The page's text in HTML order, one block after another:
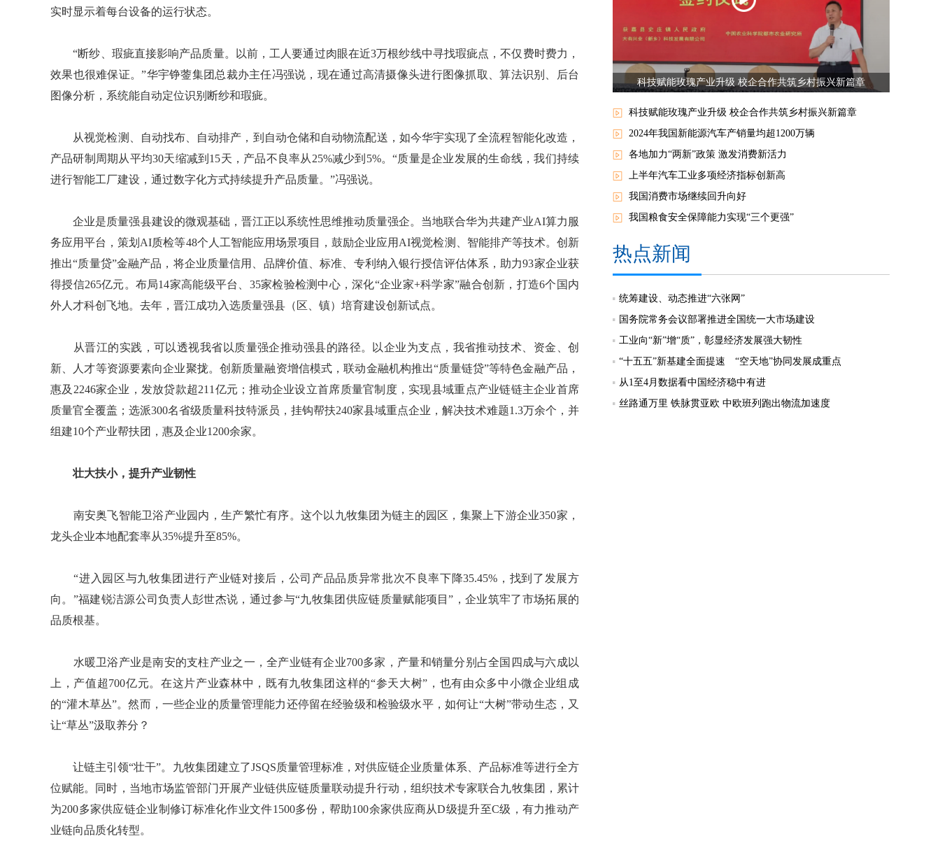
实时显示着每台设备的运行状态。
“断纱、瑕疵直接影响产品质量。以前，工人要通过肉眼在近3万根纱线中寻找瑕疵点，不仅费时费力，
效果也很难保证。”华宇铮蓥集团总裁办主任冯强说，现在通过高清摄像头进行图像抓取、算法识别、后台
图像分析，系统能自动定位识别断纱和瑕疵。
从视觉检测、自动找布、自动排产，到自动仓储和自动物流配送，如今华宇实现了全流程智能化改造，
产品研制周期从平均30天缩减到15天，产品不良率从25%减少到5%。“质量是企业发展的生命线，我们持续
进行智能工厂建设，通过数字化方式持续提升产品质量。”冯强说。
企业是质量强县建设的微观基础，晋江正以系统性思维推动质量强企。当地联合华为共建产业AI算力服
务应用平台，策划AI质检等48个人工智能应用场景项目，鼓励企业应用AI视觉检测、智能排产等技术。创新
推出“质量贷”金融产品，将企业质量信用、品牌价值、标准、专利纳入银行授信评估体系，助力93家企业获
得授信265亿元。布局14家高能级平台、35家检验检测中心，深化“企业家+科学家”融合创新，打造6个国内
外人才科创飞地。去年，晋江成功入选质量强县（区、镇）培育建设创新试点。
从晋江的实践，可以透视我省以质量强企推动强县的路径。以企业为支点，我省推动技术、资金、创
新、人才等资源要素向企业聚拢。创新质量融资增信模式，联动金融机构推出“质量链贷”等特色金融产品，
惠及2246家企业，发放贷款超211亿元；推动企业设立首席质量官制度，实现县域重点产业链链主企业首席
质量官全覆盖；选派300名省级质量科技特派员，挂钩帮扶240家县域重点企业，解决技术难题1.3万余个，并
组建10个产业帮扶团，惠及企业1200余家。
壮大扶小，提升产业韧性
南安奥飞智能卫浴产业园内，生产繁忙有序。这个以九牧集团为链主的园区，集聚上下游企业350家，
龙头企业本地配套率从35%提升至85%。
“进入园区与九牧集团进行产业链对接后，公司产品品质异常批次不良率下降35.45%，找到了发展方
向。”福建锐洁源公司负责人彭世杰说，通过参与“九牧集团供应链质量赋能项目”，企业筑牢了市场拓展的
品质根基。
水暖卫浴产业是南安的支柱产业之一，全产业链有企业700多家，产量和销量分别占全国四成与六成以
上，产值超700亿元。在这片产业森林中，既有九牧集团这样的“参天大树”，也有由众多中小微企业组成
的“灌木草丛”。然而，一些企业的质量管理能力还停留在经验级和检验级水平，如何让“大树”带动生态，又
让“草丛”汲取养分？
让链主引领“壮干”。九牧集团建立了JSQS质量管理标准，对供应链企业质量体系、产品标准等进行全方
位赋能。同时，当地市场监管部门开展产业链供应链质量联动提升行动，组织技术专家联合九牧集团，累计
为200多家供应链企业制修订标准化作业文件1500多份，帮助100余家供应商从D级提升至C级，有力推动产
业链向品质化转型。
科技赋能玫瑰产业升级 校企合作共筑乡村振兴新篇章
科技赋能玫瑰产业升级 校企合作共筑乡村振兴新篇章
2024年我国新能源汽车产销量均超1200万辆
各地加力“两新”政策 激发消费新活力
上半年汽车工业多项经济指标创新高
我国消费市场继续回升向好
我国粮食安全保障能力实现“三个更强”
热点新闻
统筹建设、动态推进“六张网”
国务院常务会议部署推进全国统一大市场建设
工业向“新”增“质”，彰显经济发展强大韧性
“十五五”新基建全面提速 “空天地”协同发展成重点
从1至4月数据看中国经济稳中有进
丝路通万里 铁脉贯亚欧 中欧班列跑出物流加速度